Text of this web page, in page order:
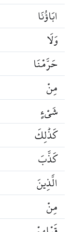
ابَاؤُنَا
وَلَا
حَرَّمْنَا
مِنْ
شَيْءٍ
كَذَٰلِكَ
كَذَّبَ
الَّذِينَ
مِنْ